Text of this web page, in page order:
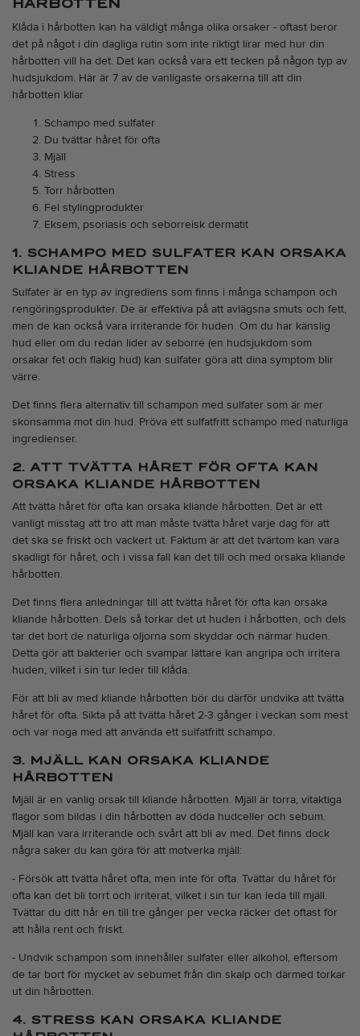
Klåda i hårbotten kan ha väldigt många olika orsaker - oftast beror
det på något i din dagliga rutin som inte riktigt lirar med hur din
hårbotten vill ha det. Det kan också vara ett tecken på någon typ av
hudsjukdom. Här är 7 av de vanligaste orsakerna till att din
hårbotten kliar
Schampo med sulfater
Du tvättar håret för ofta
Mjäll
Stress
Torr hårbotten
Fel stylingprodukter
Eksem, psoriasis och seborreisk dermatit
1. SCHAMPO MED SULFATER KAN ORSAKA
KLIANDE HÅRBOTTEN
Sulfater är en typ av ingrediens som finns i många schampon och
rengöringsprodukter. De är effektiva på att avlägsna smuts och fett,
men de kan också vara irriterande för huden. Om du har känslig
hud eller om du redan lider av seborré (en hudsjukdom som
orsakar fet och flakig hud) kan sulfater göra att dina symptom blir
värre.
Det finns flera alternativ till schampon med sulfater som är mer
skonsamma mot din hud. Pröva ett sulfatfritt schampo med naturliga
ingredienser.
2. ATT TVÄTTA HÅRET FÖR OFTA KAN
ORSAKA KLIANDE HÅRBOTTEN
Att tvätta håret för ofta kan orsaka kliande hårbotten. Det är ett
vanligt misstag att tro att man måste tvätta håret varje dag för att
det ska se friskt och vackert ut. Faktum är att det tvärtom kan vara
skadligt för håret, och i vissa fall kan det till och med orsaka kliande
hårbotten.
Det finns flera anledningar till att tvätta håret för ofta kan orsaka
kliande hårbotten. Dels så torkar det ut huden i hårbotten, och dels
tar det bort de naturliga oljorna som skyddar och närmar huden.
Detta gör att bakterier och svampar lättare kan angripa och irritera
huden, vilket i sin tur leder till klåda.
För att bli av med kliande hårbotten bör du därför undvika att tvätta
håret för ofta. Sikta på att tvätta håret 2-3 gånger i veckan som mest
och var noga med att använda ett sulfatfritt schampo.
3. MJÄLL KAN ORSAKA KLIANDE
HÅRBOTTEN
Mjäll är en vanlig orsak till kliande hårbotten. Mjäll är torra, vitaktiga
flagor som bildas i din hårbotten av döda hudceller och sebum.
Mjäll kan vara irriterande och svårt att bli av med. Det finns dock
några saker du kan göra för att motverka mjäll:
- Försök att tvätta håret ofta, men inte för ofta. Tvättar du håret för
ofta kan det bli torrt och irriterat, vilket i sin tur kan leda till mjäll.
Tvättar du ditt hår en till tre gånger per vecka räcker det oftast för
att hålla rent och friskt.
- Undvik schampon som innehåller sulfater eller alkohol, eftersom
de tar bort för mycket av sebumet från din skalp och därmed torkar
ut din hårbotten.
4. STRESS KAN ORSAKA KLIANDE